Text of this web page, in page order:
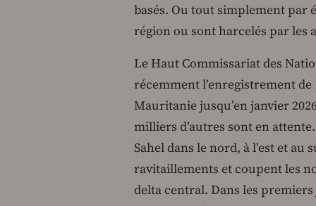
basés. Ou tout simplement par
région ou sont harcelés par les
Le Haut Commissariat des
récemment l’enregistrement de
Mauritanie jusqu’en janvier
milliers d’autres sont en
Sahel dans le nord, à l’est et
ravitaillements et coupent les
delta central. Dans les